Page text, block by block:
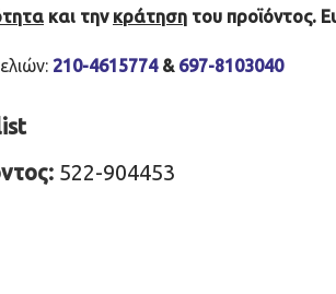
και την κράτηση του προϊόντος.
210-4615774& 697-8103040
522-904453